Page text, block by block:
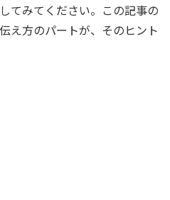
てみてください。この記事の
え方のパートが、そのヒント